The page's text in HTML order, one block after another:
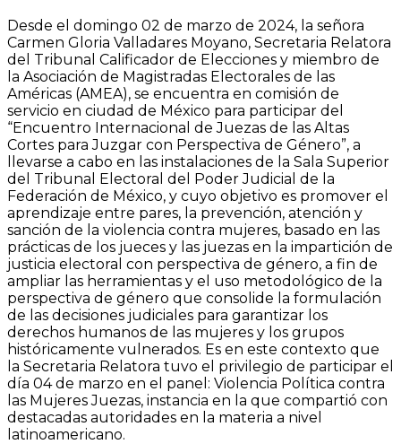
Desde el domingo 02 de marzo de 2024, la señora
Carmen Gloria Valladares Moyano, Secretaria Relatora
del Tribunal Calificador de Elecciones y miembro de
la Asociación de Magistradas Electorales de las
Américas (AMEA), se encuentra en comisión de
servicio en ciudad de México para participar del
“Encuentro Internacional de Juezas de las Altas
Cortes para Juzgar con Perspectiva de Género”, a
llevarse a cabo en las instalaciones de la Sala Superior
del Tribunal Electoral del Poder Judicial de la
Federación de México, y cuyo objetivo es promover el
aprendizaje entre pares, la prevención, atención y
sanción de la violencia contra mujeres, basado en las
prácticas de los jueces y las juezas en la impartición de
justicia electoral con perspectiva de género, a fin de
ampliar las herramientas y el uso metodológico de la
perspectiva de género que consolide la formulación
de las decisiones judiciales para garantizar los
derechos humanos de las mujeres y los grupos
históricamente vulnerados. Es en este contexto que
la Secretaria Relatora tuvo el privilegio de participar el
día 04 de marzo en el panel: Violencia Política contra
las Mujeres Juezas, instancia en la que compartió con
destacadas autoridades en la materia a nivel
latinoamericano.